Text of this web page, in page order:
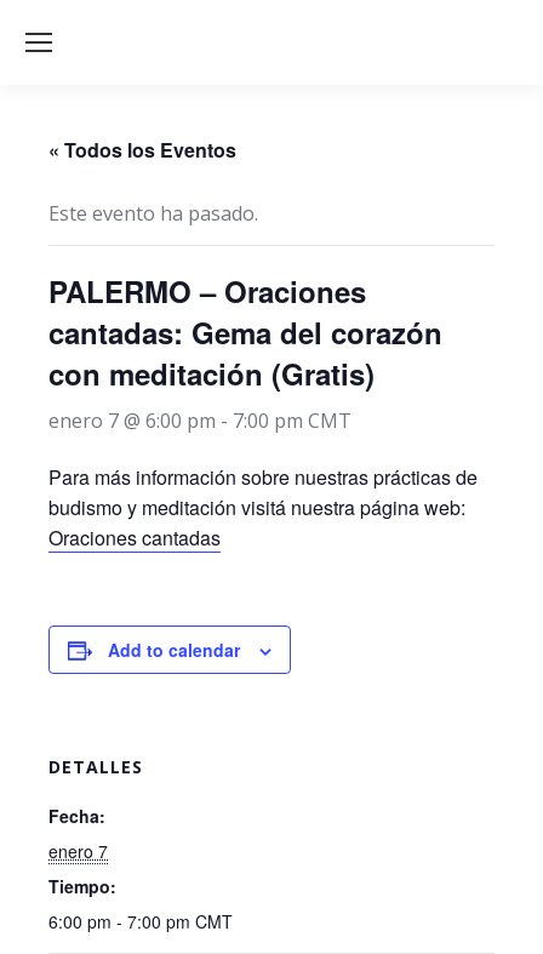
« Todos los Eventos
Este evento ha pasado.
PALERMO – Oraciones
cantadas: Gema del corazón
con meditación (Gratis)
enero 7 @ 6:00 pm - 7:00 pm CMT
Para más información sobre nuestras prácticas de
budismo y meditación visitá nuestra página web:
Oraciones cantadas
Add to calendar
DETALLES
Fecha:
enero 7
Tiempo:
6:00 pm - 7:00 pm CMT